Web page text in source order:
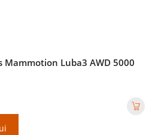
Mammotion Luba3 AWD 5000